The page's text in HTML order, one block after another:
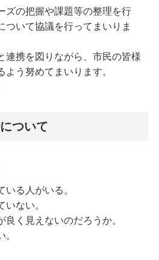
ズの把握や課題等の整理を行
ついて協議を行ってまいりま
連携を図りながら、市民の皆様
よう努めてまいります。
ついて
る人がいる。
ない。
良く見えないのだろうか。